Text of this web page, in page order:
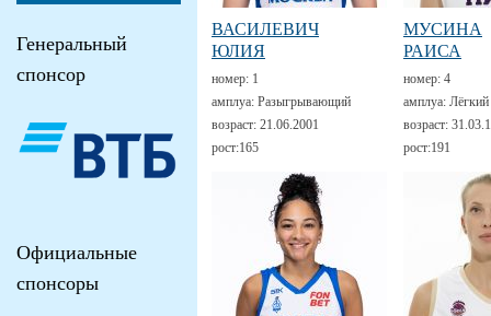
ВАСИЛЕВИЧ
ЮЛИЯ
номер: 1
амплуа: Разыгрывающий
возраст: 21.06.2001
рост:165
МУСИНА
РАИСА
номер: 4
амплуа:
возраст:
рост:191
Генеральный
спонсор
Официальные
спонсоры